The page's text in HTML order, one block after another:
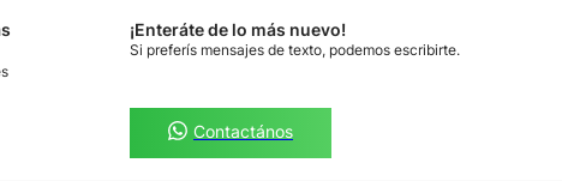
¡Enteráte de lo más nuevo!
Si preferís mensajes de texto, podemos escribirte.
Contactános